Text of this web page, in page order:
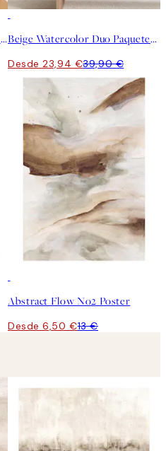
Abstract Green Lines Paquetes de Pósters Beige Watercolor Duo Paquetes de pósters
Desde 23,94 €39,90 €
Abstract Flow No2 Poster
Desde 6,50 €13 €